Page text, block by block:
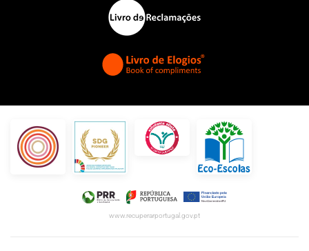
www.recuperarportugal.gov.pt